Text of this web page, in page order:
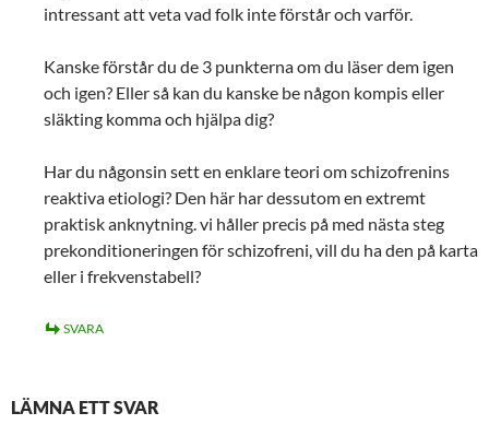
intressant att veta vad folk inte förstår och varför.
Kanske förstår du de 3 punkterna om du läser dem igen
och igen? Eller så kan du kanske be någon kompis eller
släkting komma och hjälpa dig?
Har du någonsin sett en enklare teori om schizofrenins
reaktiva etiologi? Den här har dessutom en extremt
praktisk anknytning. vi håller precis på med nästa steg
prekonditioneringen för schizofreni, vill du ha den på karta
eller i frekvenstabell?
SVARA
LÄMNA ETT SVAR